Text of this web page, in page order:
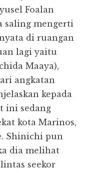
Foalan
saling mengerti
di ruangan
lagi yaitu
Maaya),
angkatan
kepada
ini sedang
kota Marinos,
Shinichi pun
dia melihat
seekor